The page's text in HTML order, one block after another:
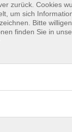
/ Raum
zurück. Cookies
um sich
Bitte
finden Sie in